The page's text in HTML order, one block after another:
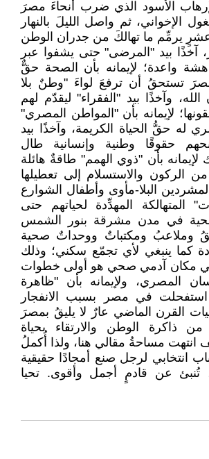
الأسود الذي ضرب أنحاءَ مصرَ
الإخواني، ثم واصل الليلَ بالنهار
يرمِّم ما تهالكَ من جدران الوطن
آخذًا بيد "المرضى" حتى يشفوا عبر
واعدة؛ لإيمانه بأن الصحة حقٌّ
تستحقُ أن ترفعَ لواءَ "وطنٌ بلا
وآخذًا بيد "الفقراء" ليقدّم لهم
لإيمانه بأن "المواطن المصري"
له حقُّ الحياة الكريمة، وآخذًا بيد
حقوقًا وطنية وإنسانية طال
لإيمانه بأن "ذوي الهمم" طاقةٌ هائلة
من الركون والاستسلام إلى تعطيلها
البلا-مأوى وأطفال الشوارع
المتهالكة المهدِّدة لحياتهم حتى
في مدن مشرقة بنور الشمس
وملاعبُ ومكتباتٌ ووحداتٌ صحية
كما ينبغي لأي تجمّع سكني؛ وذلك
في مكان آدمي صحي هو أولى خطوات
المصري، ولإيمانه بأن "ظاهرة
استفحلت في مصر بسبب الانفجار
القرن الماضي عارٌ لا يليقُ بمصرَ
ذاكرة الوطن والارتقاء بحياة
انتهت مساحةُ مقالي هنا، ولذا أُكملُ
انتخابي لرجل صنع أمجادًا حقيقية
تُنبئ عن قادمٍ أجمل وأقوى. تحيا